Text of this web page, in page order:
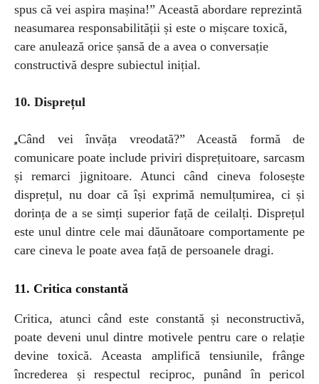
spus că vei aspira mașina!” Această abordare reprezintă
neasumarea responsabilității și este o mișcare toxică,
care anulează orice șansă de a avea o conversație
constructivă despre subiectul inițial.
10. Disprețul
„Când vei învăța vreodată?” Această formă de
comunicare poate include priviri disprețuitoare, sarcasm
și remarci jignitoare. Atunci când cineva folosește
disprețul, nu doar că își exprimă nemulțumirea, ci și
dorința de a se simți superior față de ceilalți. Disprețul
este unul dintre cele mai dăunătoare comportamente pe
care cineva le poate avea față de persoanele dragi.
11. Critica constantă
Critica, atunci când este constantă și neconstructivă,
poate deveni unul dintre motivele pentru care o relație
devine toxică. Aceasta amplifică tensiunile, frânge
încrederea și respectul reciproc, punând în pericol